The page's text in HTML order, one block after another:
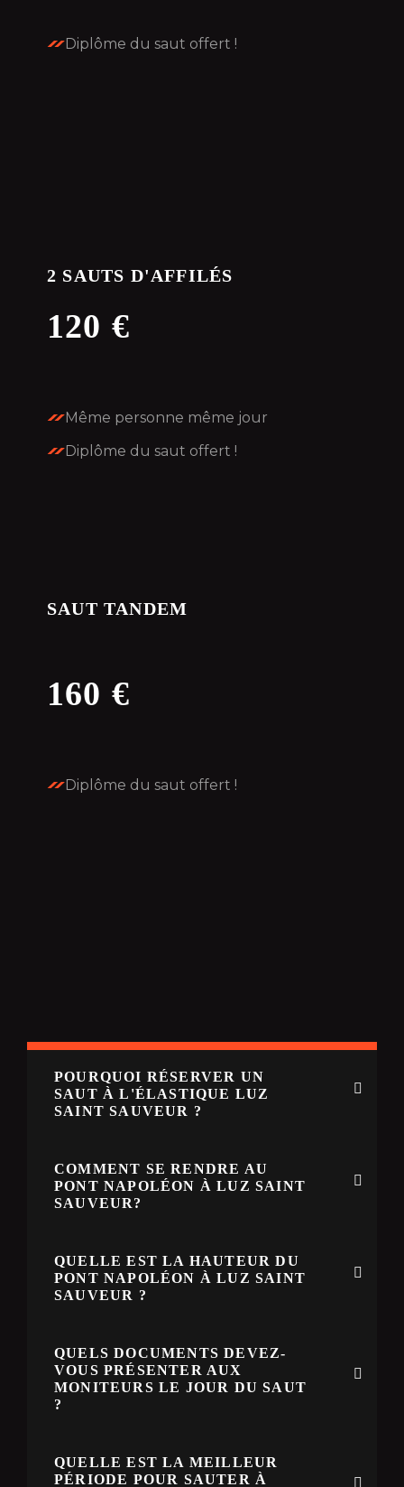
Diplôme du saut offert !
2 SAUTS D'AFFILÉS
120 €
Même personne même jour
Diplôme du saut offert !
SAUT TANDEM
160 €
Diplôme du saut offert !
POURQUOI RÉSERVER UN
SAUT À L'ÉLASTIQUE LUZ
SAINT SAUVEUR ?
COMMENT SE RENDRE AU
PONT NAPOLÉON À LUZ SAINT
SAUVEUR?
QUELLE EST LA HAUTEUR DU
PONT NAPOLÉON À LUZ SAINT
SAUVEUR ?
QUELS DOCUMENTS DEVEZ-
VOUS PRÉSENTER AUX
MONITEURS LE JOUR DU SAUT
?
QUELLE EST LA MEILLEUR
PÉRIODE POUR SAUTER À